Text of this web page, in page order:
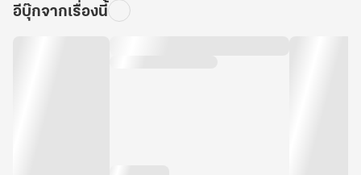
อีบุ๊กจากเรื่องนี้